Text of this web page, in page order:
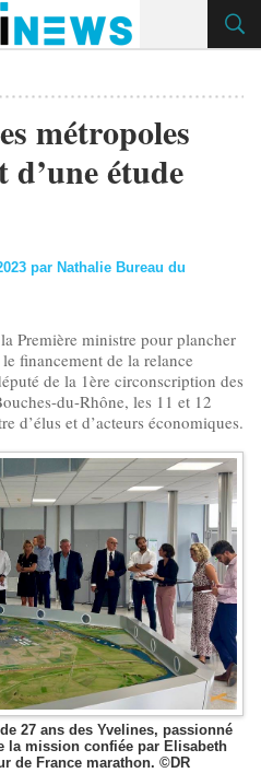
métropoles
étude
par Nathalie Bureau du
Première ministre pour plancher
financement de la relance
de la 1ère circonscription des
du-Rhône, les 11 et 12
d’élus et d’acteurs économiques.
27 ans des Yvelines, passionné
la mission confiée par Elisabeth
de France marathon. ©DR